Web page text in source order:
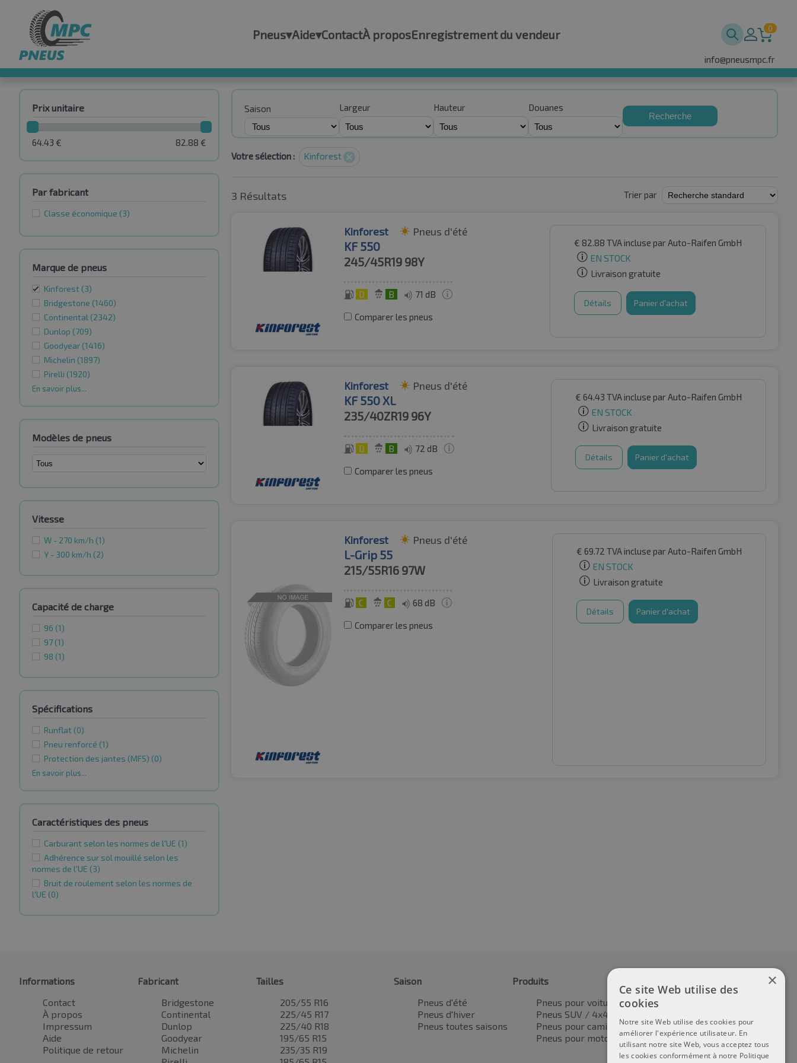
Pneus▾Aide▾ContactÀ proposEnregistrement du vendeur 0
info@pneusmpc.fr
Prix unitaire
82.88 €
64.43 €
Par fabricant
Classe économique (3)
Marque de pneus
Kinforest (3)
Bridgestone (1460)
Continental (2342)
Dunlop (709)
Goodyear (1416)
Michelin (1897)
Pirelli (1920)
En savoir plus...
Modèles de pneus
Vitesse
W - 270 km/h (1)
Y - 300 km/h (2)
Capacité de charge
96 (1)
97 (1)
98 (1)
Spécifications
Runflat (0)
Pneu renforcé (1)
Protection des jantes (MFS) (0)
En savoir plus...
Caractéristiques des pneus
Carburant selon les normes de l'UE (1)
Adhérence sur sol mouillé selon les
normes de l'UE (3)
Bruit de roulement selon les normes de
l'UE (0)
Saison Largeur Hauteur Douanes
Recherche
Votre sélection : Kinforest
3 Résultats Trier par
Kinforest Pneus d'été
KF 550
245/45R19 98Y
D B 71 dB
Comparer les pneus
€ 82.88 TVA incluse par Auto-Raifen GmbH
EN STOCK
Livraison gratuite
Détails Panier d'achat
Kinforest Pneus d'été
KF 550 XL
235/40ZR19 96Y
D B 72 dB
Comparer les pneus
€ 64.43 TVA incluse par Auto-Raifen GmbH
EN STOCK
Livraison gratuite
Détails Panier d'achat
Kinforest Pneus d'été
L-Grip 55
215/55R16 97W
C C 68 dB
Comparer les pneus
€ 69.72 TVA incluse par Auto-Raifen GmbH
EN STOCK
Livraison gratuite
Détails Panier d'achat
Informations
Contact
À propos
Impressum
Aide
Politique de retour
Fabricant
Bridgestone
Continental
Dunlop
Goodyear
Michelin
Tailles
205/55 R16
225/45 R17
225/40 R18
195/65 R15
235/35 R19
Saison
Pneus d'été
Pneus d'hiver
Pneus toutes saisons
Produits
Pneus pour voitures
Pneus SUV / 4x4
Pneus pour camionnettes
Pneus pour motos
×
Ce site Web utilise des
cookies
Notre site Web utilise des cookies pour
améliorer l'expérience utilisateur. En
utilisant notre site Web, vous acceptez tous
les cookies conformément à notre Politique